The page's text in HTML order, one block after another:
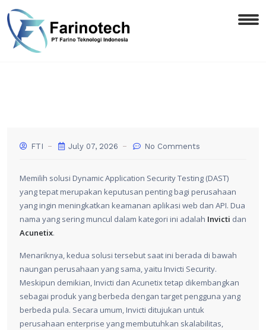
FTI July 07, 2026 No Comments
Memilih solusi Dynamic Application Security Testing (DAST)
yang tepat merupakan keputusan penting bagi perusahaan
yang ingin meningkatkan keamanan aplikasi web dan API. Dua
nama yang sering muncul dalam kategori ini adalah Invicti dan
Acunetix.
Menariknya, kedua solusi tersebut saat ini berada di bawah
naungan perusahaan yang sama, yaitu Invicti Security.
Meskipun demikian, Invicti dan Acunetix tetap dikembangkan
sebagai produk yang berbeda dengan target pengguna yang
berbeda pula. Secara umum, Invicti ditujukan untuk
perusahaan enterprise yang membutuhkan skalabilitas,